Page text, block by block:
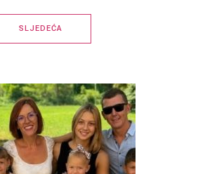
SLJEDEĆA